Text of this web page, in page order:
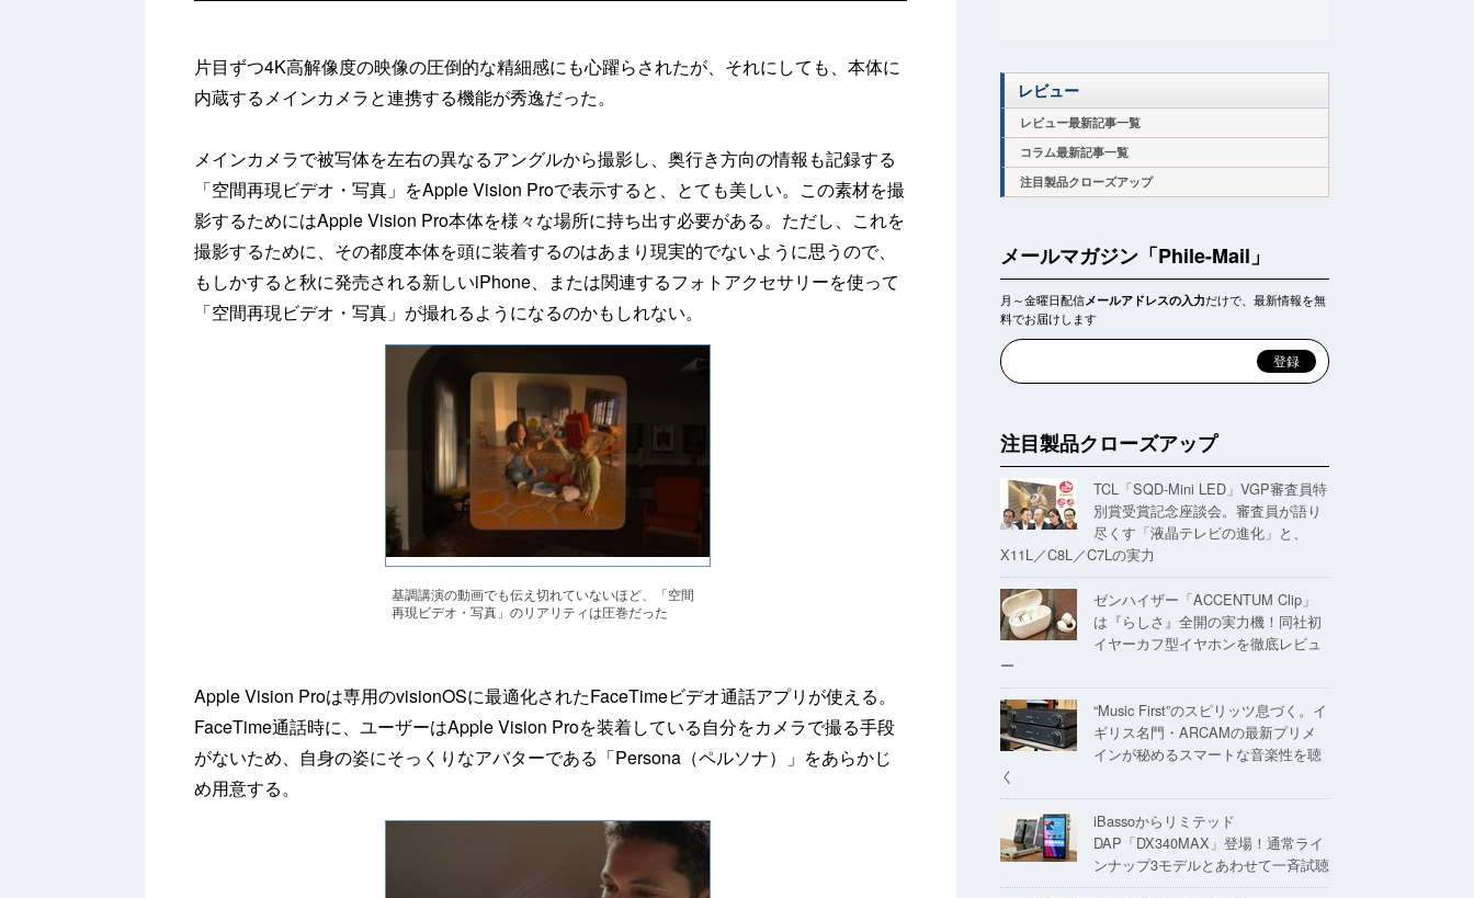
片目ずつ4K高解像度の映像の圧倒的な精細感にも心躍らされたが、それにしても、本体に
内蔵するメインカメラと連携する機能が秀逸だった。
メインカメラで被写体を左右の異なるアングルから撮影し、奥行き方向の情報も記録する
「空間再現ビデオ・写真」をApple Vision Proで表示すると、とても美しい。この素材を撮
影するためにはApple Vision Pro本体を様々な場所に持ち出す必要がある。ただし、これを
撮影するために、その都度本体を頭に装着するのはあまり現実的でないように思うので、
もしかすると秋に発売される新しいiPhone、または関連するフォトアクセサリーを使って
「空間再現ビデオ・写真」が撮れるようになるのかもしれない。
基調講演の動画でも伝え切れていないほど、「空間
再現ビデオ・写真」のリアリティは圧巻だった
Apple Vision Proは専用のvisionOSに最適化されたFaceTimeビデオ通話アプリが使える。
FaceTime通話時に、ユーザーはApple Vision Proを装着している自分をカメラで撮る手段
がないため、自身の姿にそっくりなアバターである「Persona（ペルソナ）」をあらかじ
め用意する。
レビュー
レビュー最新記事一覧
コラム最新記事一覧
注目製品クローズアップ
メールマガジン「Phile-Mail」
月～金曜日配信メールアドレスの入力だけで、最新情報を無
料でお届けします
注目製品クローズアップ
TCL「SQD-Mini LED」VGP審査員特
別賞受賞記念座談会。審査員が語り
尽くす「液晶テレビの進化」と、
X11L／C8L／C7Lの実力
ゼンハイザー「ACCENTUM Clip」
は『らしさ』全開の実力機！同社初
イヤーカフ型イヤホンを徹底レビュ
ー
“Music First”のスピリッツ息づく。イ
ギリス名門・ARCAMの最新プリメ
インが秘めるスマートな音楽性を聴
く
iBassoからリミテッド
DAP「DX340MAX」登場！通常ライ
ンナップ3モデルとあわせて一斉試聴